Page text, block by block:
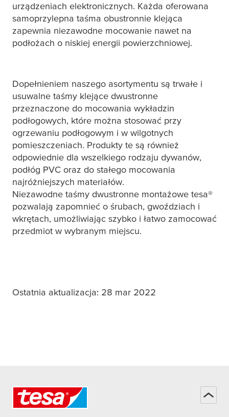
urządzeniach elektronicznych. Każda oferowana
samoprzylepna taśma obustronnie klejąca
zapewnia niezawodne mocowanie nawet na
podłożach o niskiej energii powierzchniowej.
Dopełnieniem naszego asortymentu są trwałe i
usuwalne taśmy klejące dwustronne
przeznaczone do mocowania wykładzin
podłogowych, które można stosować przy
ogrzewaniu podłogowym i w wilgotnych
pomieszczeniach. Produkty te są również
odpowiednie dla wszelkiego rodzaju dywanów,
podłóg PVC oraz do stałego mocowania
najróżniejszych materiałów.
Niezawodne taśmy dwustronne montażowe tesa®
pozwalają zapomnieć o śrubach, gwoździach i
wkrętach, umożliwiając szybko i łatwo zamocować
przedmiot w wybranym miejscu.
Ostatnia aktualizacja: 28 mar 2022